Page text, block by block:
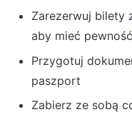
Zarezerwuj bilety
aby mieć
Przygotuj
paszport
Zabierz ze sobą